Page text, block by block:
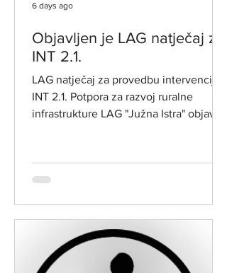
Objavljen je LAG natječaj za
INT 2.1.
LAG natječaj za provedbu intervencije
INT 2.1. Potpora za razvoj ruralne
infrastrukture LAG "Južna Istra" objavio
"Potpora za razvoj ruralne
infrastrukture" (ref. oznaka natječaja:
ulaganja u razvoj ruralne infrastrukture.
Ulaganja doprinose unaprjeđenju
kvalitete života stanovnika, razvoju
6 days ago